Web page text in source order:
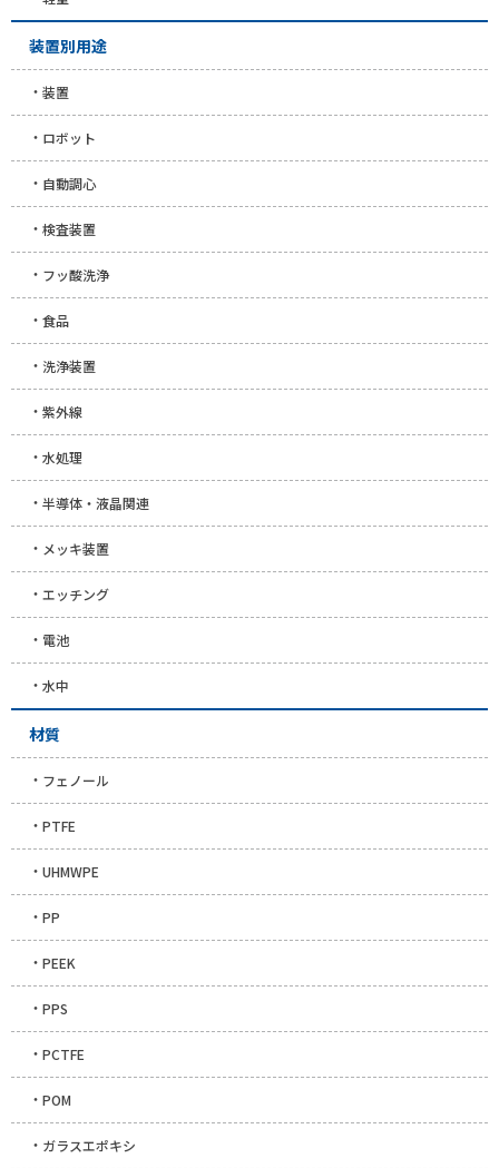
装置別用途
装置
ロボット
自動調心
検査装置
フッ酸洗浄
食品
洗浄装置
紫外線
水処理
半導体・液晶関連
メッキ装置
エッチング
電池
水中
材質
フェノール
PTFE
UHMWPE
PP
PEEK
PPS
PCTFE
POM
ガラスエポキシ